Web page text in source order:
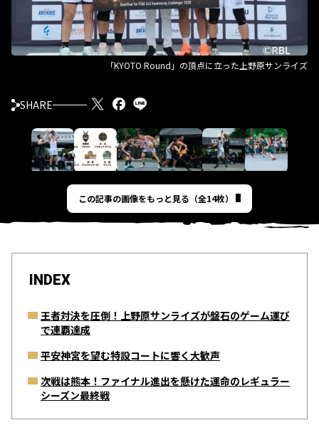
SHARE
この記事の画像をもっと見る（全14枚）
「KYOTO Round」の頂点に立った上野原サンライズ
INDEX
王者対決を圧倒！上野原サンライズが盤石のゲーム運び
で連覇達成
平安神宮を望む特設コートに響く大歓声
次戦は熊本！ファイナル進出を懸けた運命のレギュラー
シーズン最終戦